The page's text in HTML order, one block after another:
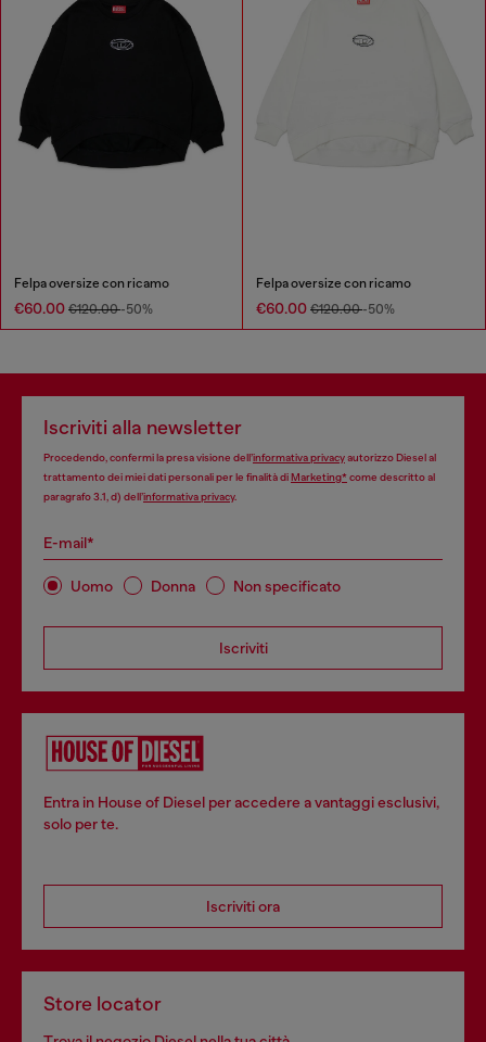
Felpa oversize con ricamo
€60.00 €120.00-50%
Felpa oversize con ricamo
€60.00 €120.00-50%
Iscriviti alla newsletter
Procedendo, confermi la presa visione dell’informativa privacyautorizzo Diesel al
trattamento dei miei dati personali per le finalità diMarketing*come descritto al
paragrafo 3.1, d) dell’informativa privacy.
E-mail*
Uomo Donna Non specificato
Iscriviti
Entra in House of Diesel per accedere a vantaggi esclusivi,
solo per te.
Iscriviti ora
Store locator